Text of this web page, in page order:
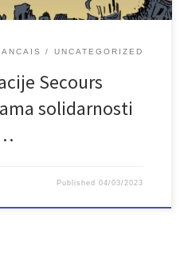
UNCATEGORIZED
Secours
solidarnosti
Published04/03/2023